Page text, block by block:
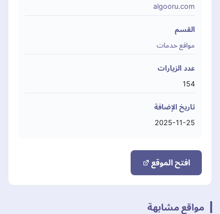
algooru.com
القسم
مواقع خدمات
عدد الزيارات
154
تاريخ الإضافة
2025-11-25
افتح الموقع
مواقع مشابهة